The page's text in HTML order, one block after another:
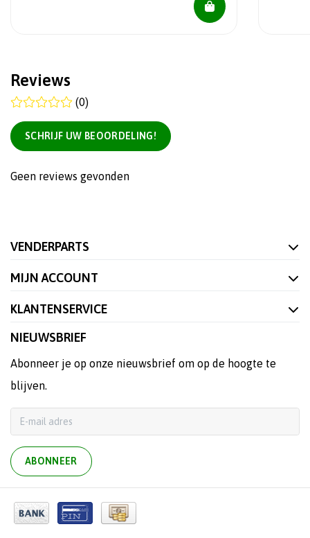
Reviews
(0)
SCHRIJF UW BEOORDELING!
Geen reviews gevonden
VENDERPARTS
MIJN ACCOUNT
KLANTENSERVICE
NIEUWSBRIEF
Abonneer je op onze nieuwsbrief om op de hoogte te
blijven.
ABONNEER